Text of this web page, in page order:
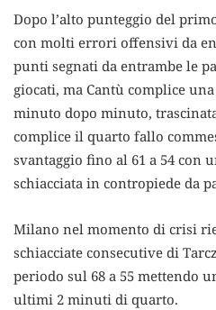
Dopo l’alto punteggio del
con molti errori offensivi da
punti segnati da entrambe le
giocati, ma Cantù complice
minuto dopo minuto,
complice il quarto fallo
svantaggio fino al 61 a 54 con
schiacciata in contropiede da
Milano nel momento di crisi
schiacciate consecutive di
periodo sul 68 a 55 mettendo
ultimi 2 minuti di quarto.